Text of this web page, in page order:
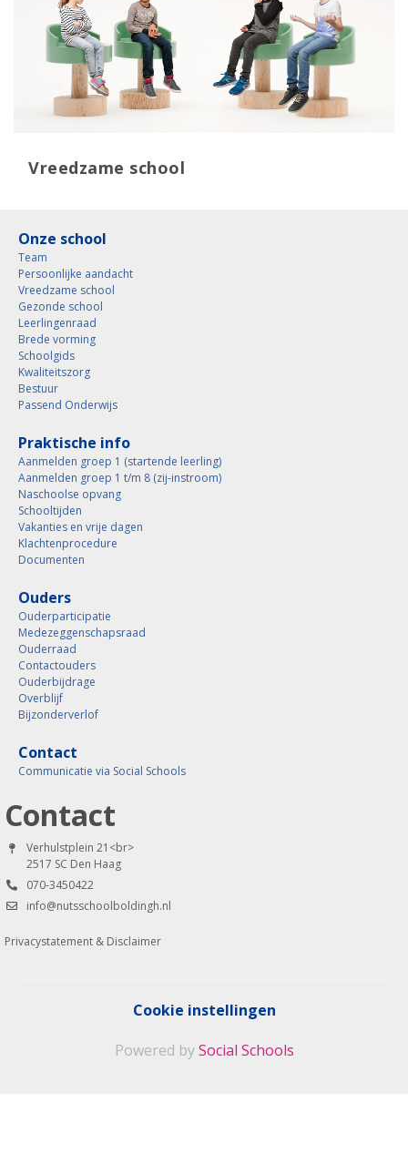
Vreedzame school
Onze school
Team
Persoonlijke aandacht
Vreedzame school
Gezonde school
Leerlingenraad
Brede vorming
Schoolgids
Kwaliteitszorg
Bestuur
Passend Onderwijs
Praktische info
Aanmelden groep 1 (startende leerling)
Aanmelden groep 1 t/m 8 (zij-instroom)
Naschoolse opvang
Schooltijden
Vakanties en vrije dagen
Klachtenprocedure
Documenten
Ouders
Ouderparticipatie
Medezeggenschapsraad
Ouderraad
Contactouders
Ouderbijdrage
Overblijf
Bijzonderverlof
Contact
Communicatie via Social Schools
Contact
Verhulstplein 21<br>
2517 SC Den Haag
070-3450422
info@nutsschoolboldingh.nl
Privacystatement & Disclaimer
Cookie instellingen
Powered bySocial Schools